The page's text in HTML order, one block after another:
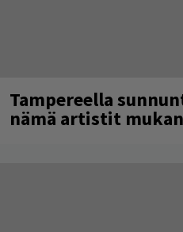
Tampereella
nämä artistit